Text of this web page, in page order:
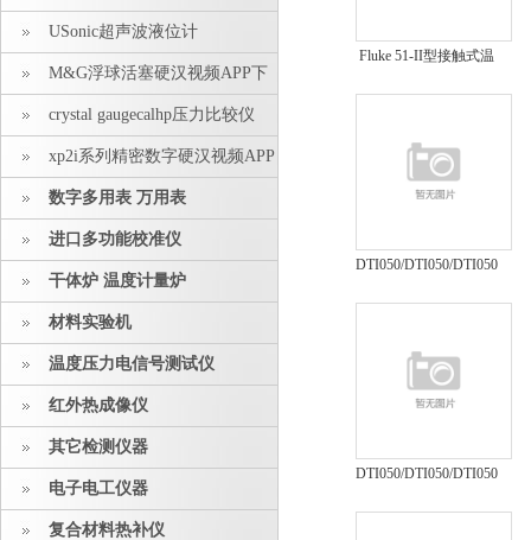
USonic超声波液位计
M&G浮球活塞硬汉视频APP下
载安装crystal gaugecalhp压力比较仪
xp2i系列精密数字硬汉视频APP
下载安装数字多用表 万用表
进口多功能校准仪
干体炉 温度计量炉
材料实验机
温度压力电信号测试仪
红外热成像仪
其它检测仪器
电子电工仪器
复合材料热补仪
Fluke 51-II型接触式温
DTI050/DTI050/DTI050
DTI050/DTI050/DTI050